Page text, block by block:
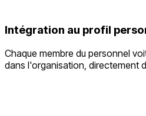
Intégration au profil
Chaque membre du personnel
dans l'organisation, directement